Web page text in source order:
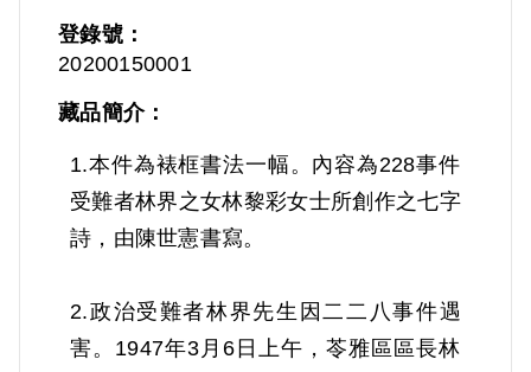
登錄號：
20200150001
藏品簡介：
1.本件為裱框書法一幅。內容為228事件
受難者林界之女林黎彩女士所創作之七字
詩，由陳世憲書寫。
2.政治受難者林界先生因二二八事件遇
害。1947年3月6日上午，苓雅區區長林